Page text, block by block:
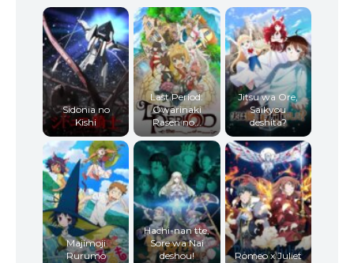
Sidonia no
Kishi
Last Period:
Owarinaki
Rasen no...
Jitsu wa Ore,
Saikyou
deshita?
Majimoji
Rurumo
Hachi-nan tte,
Sore wa Nai
deshou!
Romeo x Juliet